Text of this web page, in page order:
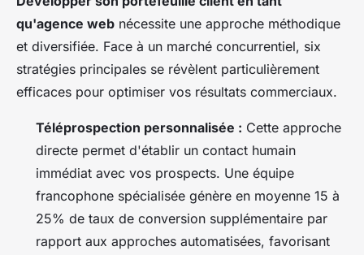
qu'agence web nécessite une approche méthodique
et diversifiée. Face à un marché concurrentiel, six
stratégies principales se révèlent particulièrement
efficaces pour optimiser vos résultats commerciaux.
Téléprospection personnalisée : Cette approche
directe permet d'établir un contact humain
immédiat avec vos prospects. Une équipe
francophone spécialisée génère en moyenne 15 à
25% de taux de conversion supplémentaire par
rapport aux approches automatisées, favorisant